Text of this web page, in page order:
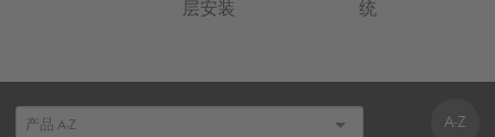
层安装
统
A-Z